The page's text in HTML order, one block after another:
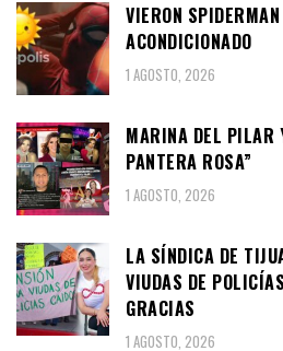
VIERON
ACONDICIONADO
1 AGOSTO, 2026
MARINA DEL PILAR
PANTERA ROSA”
1 AGOSTO, 2026
LA SÍNDICA DE
VIUDAS DE
GRACIAS
1 AGOSTO, 2026